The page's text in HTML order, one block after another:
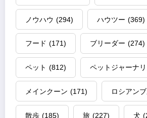
ノウハウ (294) ハウツー (369)
フード (171) ブリーダー (274)
ペット (812) ペットジャーナリ
メインクーン (171) ロシアン
散歩 (185) 旅 (227) 犬